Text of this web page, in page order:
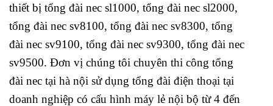
thiết bị tổng đài nec sl1000, tổng đài nec sl2000,
tổng đài nec sv8100, tổng đài nec sv8300, tổng
đài nec sv9100, tổng đài nec sv9300, tổng đài nec
sv9500. Đơn vị chúng tôi chuyên thi công tổng
đài nec tại hà nội sử dụng tổng đài điện thoại tại
doanh nghiệp có cấu hình máy lẻ nội bộ từ 4 đến